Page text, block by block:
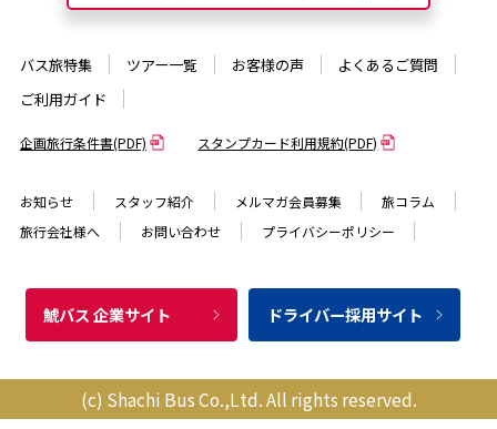
バス旅特集 ツアー一覧 お客様の声
よくあるご質問
ご利用ガイド
企画旅行条件書(PDF) スタンプカード利用規約(PDF)
お知らせ スタッフ紹介 メルマガ会員募集
旅コラム
旅行会社様へ
お問い合わせ プライバシーポリシー
鯱バス 企業サイト ドライバー採用サイト
(c) Shachi Bus Co.,Ltd. All rights reserved.